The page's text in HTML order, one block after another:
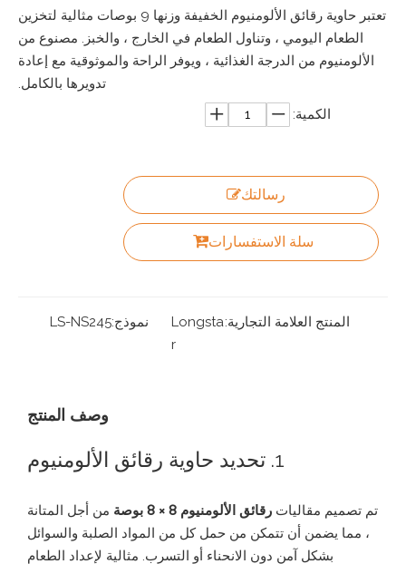
تعتبر حاوية رقائق الألومنيوم الخفيفة وزنها 9 بوصات مثالية لتخزين
الطعام اليومي ، وتناول الطعام في الخارج ، والخبز. مصنوع من
الألومنيوم من الدرجة الغذائية ، ويوفر الراحة والموثوقية مع إعادة
تدويرها بالكامل.
الكمية:
رسالتك
سلة الاستفسارات
نموذج:LS-NS245 المنتج العلامة التجارية:Longsta
r
وصف المنتج
1. تحديد حاوية رقائق الألومنيوم
تم تصميم مقاليات رقائق الألومنيوم 8 × 8 بوصة
من أجل المتانة
، مما يضمن أن تتمكن من حمل كل من المواد الصلبة والسوائل
بشكل آمن دون الانحناء أو التسرب. مثالية لإعداد الطعام